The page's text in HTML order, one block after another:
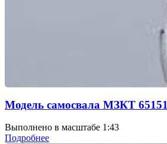
Модель самосвала МЗКТ 65151
Выполнено в масштабе 1:43
Подробнее